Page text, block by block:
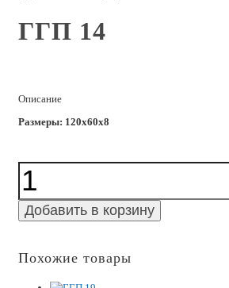
ГГП 14
Описание
Размеры: 120х60х8
Количество
ГГП
14
Добавить в корзину
Похожие товары